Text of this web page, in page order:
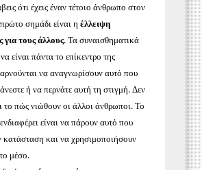
ότι έχεις έναν τέτοιο άνθρωπο στον
σημάδι είναι η έλλειψη
για τους άλλους.Τα συναισθηματικά
είναι πάντα το επίκεντρο της
να αναγνωρίσουν αυτό που
ή να περνάτε αυτή τη στιγμή.Δεν
το πώς νιώθουν οι άλλοι άνθρωποι.Το
είναι να πάρουν αυτό που
κατάσταση και να χρησιμοποιήσουν
μέσο.